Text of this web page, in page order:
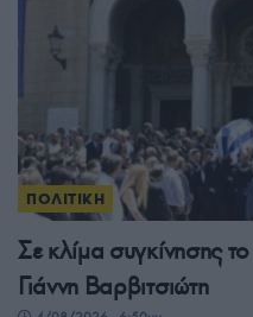
ΠΟΛΙΤΙΚΗ
Σε κλίμα συγκίνησης
Γιάννη Βαρβιτσιώτη